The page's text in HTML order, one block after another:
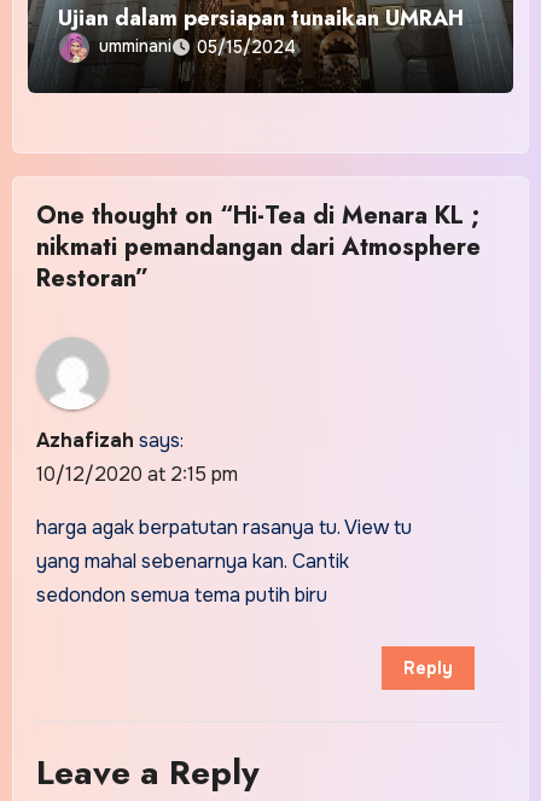
Ujian dalam persiapan tunaikan UMRAH
umminani 05/15/2024
One thought on “Hi-Tea di Menara KL ;
nikmati pemandangan dari Atmosphere
Restoran”
Azhafizah says:
10/12/2020 at 2:15 pm
harga agak berpatutan rasanya tu. View tu
yang mahal sebenarnya kan. Cantik
sedondon semua tema putih biru
Reply
Leave a Reply